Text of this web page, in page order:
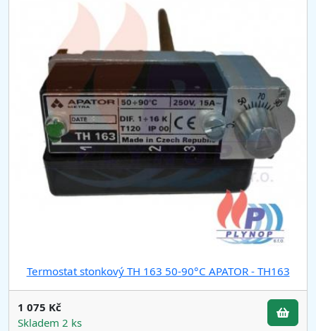
Termostat stonkový TH 163 50-90°C APATOR - TH163
1 075 Kč
Skladem 2 ks